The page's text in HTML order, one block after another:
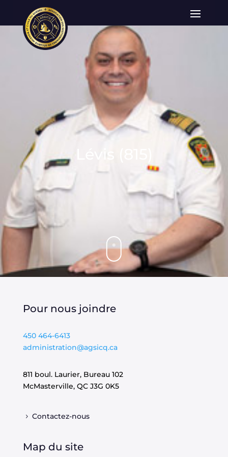
Pour nous joindre
450 464-6413
administration@agsicq.ca
811 boul. Laurier, Bureau 102
McMasterville, QC J3G 0K5
Contactez-nous
Map du site